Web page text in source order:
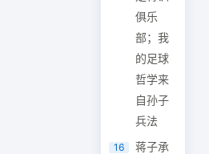
俱乐
部；我
的足球
哲学来
自孙子
兵法
16
蒋子承